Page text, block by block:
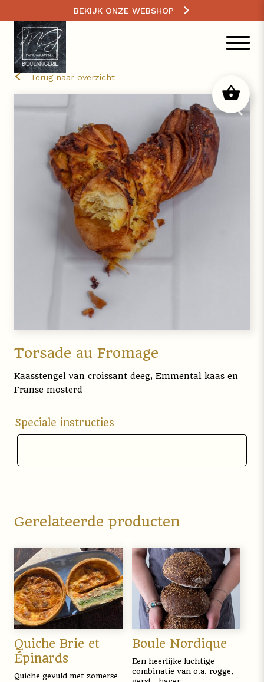
BEKIJK ONZE WEBSHOP
Terug naar overzicht
Torsade au Fromage
Kaasstengel van croissant deeg, Emmental kaas en
Franse mosterd
Speciale instructies
Gerelateerde producten
Quiche Brie et
Épinards
Quiche gevuld met zomerse
Boule Nordique
Een heerlijke luchtige
combinatie van o.a. rogge,